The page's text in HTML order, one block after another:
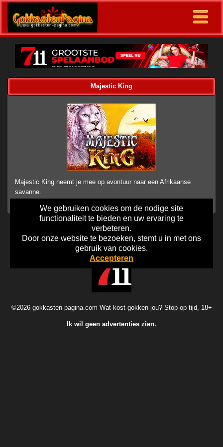
We gebruiken cookies om de nodige site
functionaliteit te bieden en uw ervaring te
verbeteren.
Door onze website te bezoeken, stemt u in met ons
gebruik van cookies.
Accepteren
Majestic King
Majestic King neemt je mee op avontuur naar een Afrikaanse
savanne.
Home Disclaimer Gok Info
©2026 gokkasten-pagina.com Wat kost gokken jou? Stop op tijd, 18+
Ik wil geen advertenties zien.